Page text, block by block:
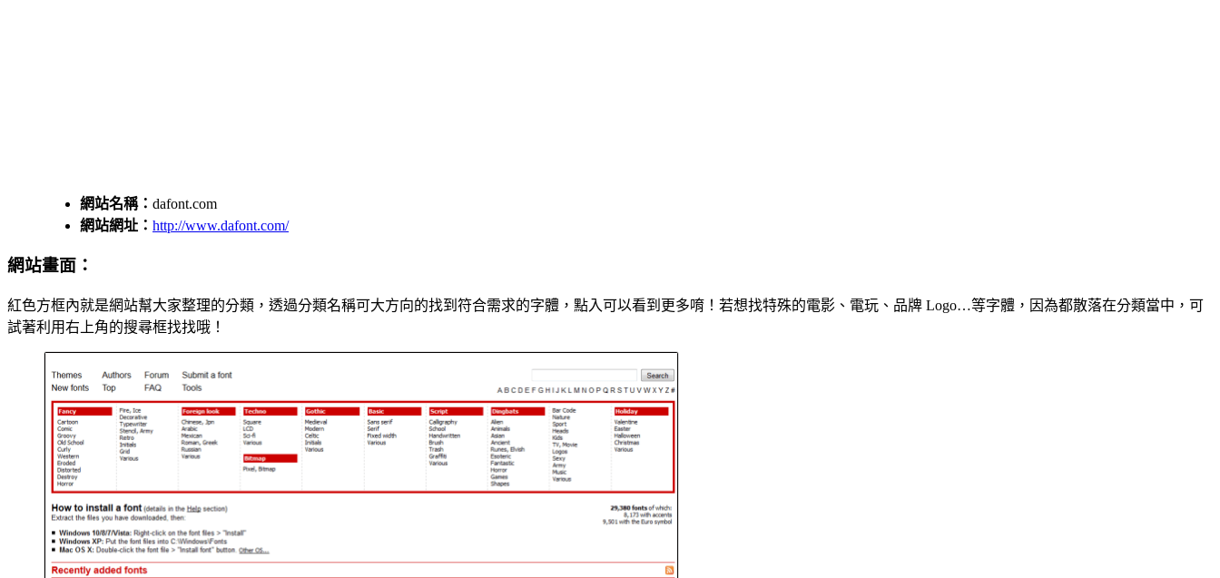
網站名稱： dafont.com
網站網址： http://www.dafont.com/
網站畫面：
紅色方框內就是網站幫大家整理的分類，透過分類名稱可大方向的找到符合需求的字體，點入可以看到更多唷！若想找特殊的電影、電玩、品牌 Logo…等字體，因為都散落在分類當中，可
試著利用右上角的搜尋框找找哦！